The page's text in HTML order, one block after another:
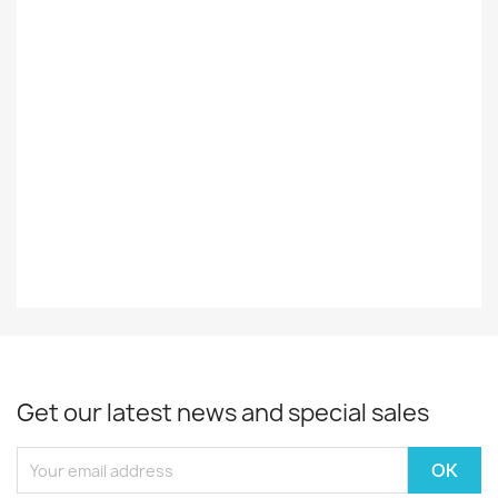
Get our latest news and special sales